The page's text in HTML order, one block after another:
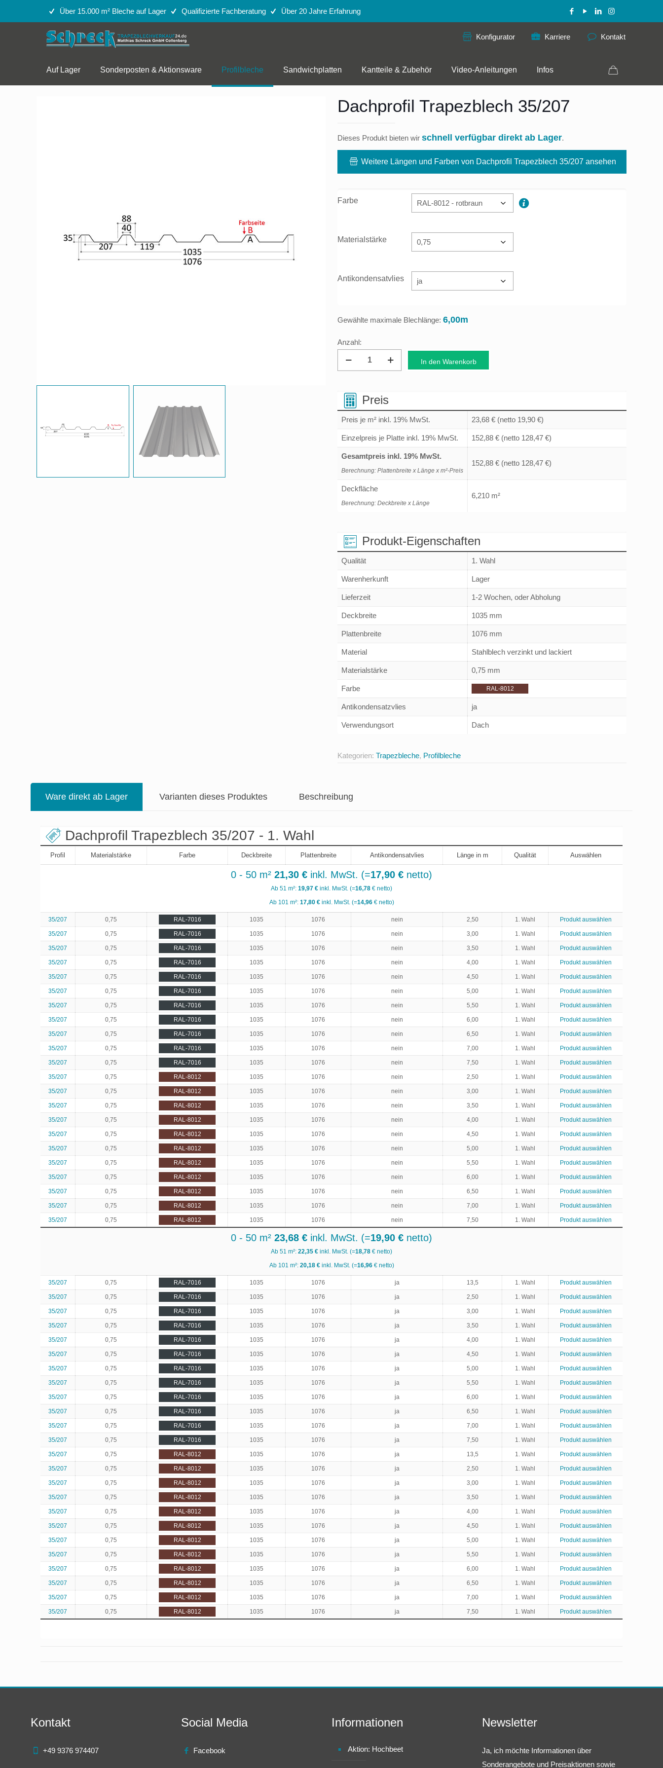
Über 15.000 m² Bleche auf Lager Qualifizierte Fachberatung Über 20 Jahre Erfahrung
Auf Lager Sonderposten & Aktionsware Profilbleche Sandwichplatten Kantteile & Zubehör Video-Anleitungen Infos
Konfigurator Karriere Kontakt
Dachprofil Trapezblech 35/207
Dieses Produkt bieten wir schnell verfügbar direkt ab Lager.
Weitere Längen und Farben von Dachprofil Trapezblech 35/207 ansehen
Farbe
Materialstärke
Antikondensatvlies
Preis
Preis je m² inkl. 19% MwSt. 23,68 € (netto 19,90 €)
Einzelpreis je Platte inkl. 19% MwSt. 152,88 € (netto 128,47 €)
Gesamtpreis inkl. 19% MwSt.
Berechnung: Plattenbreite x Länge x m²-Preis
152,88 € (netto 128,47 €)
Deckfläche
Berechnung: Deckbreite x Länge
6,210 m²
Produkt-Eigenschaften
Qualität 1. Wahl
Warenherkunft Lager
Lieferzeit 1-2 Wochen, oder Abholung
Deckbreite 1035 mm
Plattenbreite 1076 mm
Material Stahlblech verzinkt und lackiert
Materialstärke 0,75 mm
Farbe RAL-8012
Antikondensatzvlies ja
Verwendungsort Dach
Dachprofil
Trapezblech
Menge
In den Warenkorb
Gewählte maximale Blechlänge: 6,00m
Kategorien: Trapezbleche, Profilbleche
Ware direkt ab Lager Varianten dieses Produktes Beschreibung
Dachprofil Trapezblech 35/207 - 1. Wahl
Profil Materialstärke Farbe Deckbreite Plattenbreite Antikondensatvlies Länge in m Qualität Auswählen
0 - 50 m² 21,30 € inkl. MwSt. (=17,90 € netto)
Ab 51 m²: 19,97 € inkl. MwSt. (=16,78 € netto)
Ab 101 m²: 17,80 €inkl. MwSt. (=14,96€ netto)
35/207 0,75 RAL-7016 1035 1076 nein 2,50 1. Wahl Produkt auswählen
35/207 0,75 RAL-7016 1035 1076 nein 3,00 1. Wahl Produkt auswählen
35/207 0,75 RAL-7016 1035 1076 nein 3,50 1. Wahl Produkt auswählen
35/207 0,75 RAL-7016 1035 1076 nein 4,00 1. Wahl Produkt auswählen
35/207 0,75 RAL-7016 1035 1076 nein 4,50 1. Wahl Produkt auswählen
35/207 0,75 RAL-7016 1035 1076 nein 5,00 1. Wahl Produkt auswählen
35/207 0,75 RAL-7016 1035 1076 nein 5,50 1. Wahl Produkt auswählen
35/207 0,75 RAL-7016 1035 1076 nein 6,00 1. Wahl Produkt auswählen
35/207 0,75 RAL-7016 1035 1076 nein 6,50 1. Wahl Produkt auswählen
35/207 0,75 RAL-7016 1035 1076 nein 7,00 1. Wahl Produkt auswählen
35/207 0,75 RAL-7016 1035 1076 nein 7,50 1. Wahl Produkt auswählen
35/207 0,75 RAL-8012 1035 1076 nein 2,50 1. Wahl Produkt auswählen
35/207 0,75 RAL-8012 1035 1076 nein 3,00 1. Wahl Produkt auswählen
35/207 0,75 RAL-8012 1035 1076 nein 3,50 1. Wahl Produkt auswählen
35/207 0,75 RAL-8012 1035 1076 nein 4,00 1. Wahl Produkt auswählen
35/207 0,75 RAL-8012 1035 1076 nein 4,50 1. Wahl Produkt auswählen
35/207 0,75 RAL-8012 1035 1076 nein 5,00 1. Wahl Produkt auswählen
35/207 0,75 RAL-8012 1035 1076 nein 5,50 1. Wahl Produkt auswählen
35/207 0,75 RAL-8012 1035 1076 nein 6,00 1. Wahl Produkt auswählen
35/207 0,75 RAL-8012 1035 1076 nein 6,50 1. Wahl Produkt auswählen
35/207 0,75 RAL-8012 1035 1076 nein 7,00 1. Wahl Produkt auswählen
35/207 0,75 RAL-8012 1035 1076 nein 7,50 1. Wahl Produkt auswählen
0 - 50 m² 23,68 € inkl. MwSt. (=19,90 € netto)
Ab 51 m²: 22,35 € inkl. MwSt. (=18,78 € netto)
Ab 101 m²: 20,18 €inkl. MwSt. (=16,96€ netto)
35/207 0,75 RAL-7016 1035 1076 ja 13,5 1. Wahl Produkt auswählen
35/207 0,75 RAL-7016 1035 1076 ja 2,50 1. Wahl Produkt auswählen
35/207 0,75 RAL-7016 1035 1076 ja 3,00 1. Wahl Produkt auswählen
35/207 0,75 RAL-7016 1035 1076 ja 3,50 1. Wahl Produkt auswählen
35/207 0,75 RAL-7016 1035 1076 ja 4,00 1. Wahl Produkt auswählen
35/207 0,75 RAL-7016 1035 1076 ja 4,50 1. Wahl Produkt auswählen
35/207 0,75 RAL-7016 1035 1076 ja 5,00 1. Wahl Produkt auswählen
35/207 0,75 RAL-7016 1035 1076 ja 5,50 1. Wahl Produkt auswählen
35/207 0,75 RAL-7016 1035 1076 ja 6,00 1. Wahl Produkt auswählen
35/207 0,75 RAL-7016 1035 1076 ja 6,50 1. Wahl Produkt auswählen
35/207 0,75 RAL-7016 1035 1076 ja 7,00 1. Wahl Produkt auswählen
35/207 0,75 RAL-7016 1035 1076 ja 7,50 1. Wahl Produkt auswählen
35/207 0,75 RAL-8012 1035 1076 ja 13,5 1. Wahl Produkt auswählen
35/207 0,75 RAL-8012 1035 1076 ja 2,50 1. Wahl Produkt auswählen
35/207 0,75 RAL-8012 1035 1076 ja 3,00 1. Wahl Produkt auswählen
35/207 0,75 RAL-8012 1035 1076 ja 3,50 1. Wahl Produkt auswählen
35/207 0,75 RAL-8012 1035 1076 ja 4,00 1. Wahl Produkt auswählen
35/207 0,75 RAL-8012 1035 1076 ja 4,50 1. Wahl Produkt auswählen
35/207 0,75 RAL-8012 1035 1076 ja 5,00 1. Wahl Produkt auswählen
35/207 0,75 RAL-8012 1035 1076 ja 5,50 1. Wahl Produkt auswählen
35/207 0,75 RAL-8012 1035 1076 ja 6,00 1. Wahl Produkt auswählen
35/207 0,75 RAL-8012 1035 1076 ja 6,50 1. Wahl Produkt auswählen
35/207 0,75 RAL-8012 1035 1076 ja 7,00 1. Wahl Produkt auswählen
35/207 0,75 RAL-8012 1035 1076 ja 7,50 1. Wahl Produkt auswählen
Kontakt
+49 9376 974407
Social Media
Facebook
Informationen
Aktion: Hochbeet
Newsletter
Ja, ich möchte Informationen über
Sonderangebote und Preisaktionen sowie